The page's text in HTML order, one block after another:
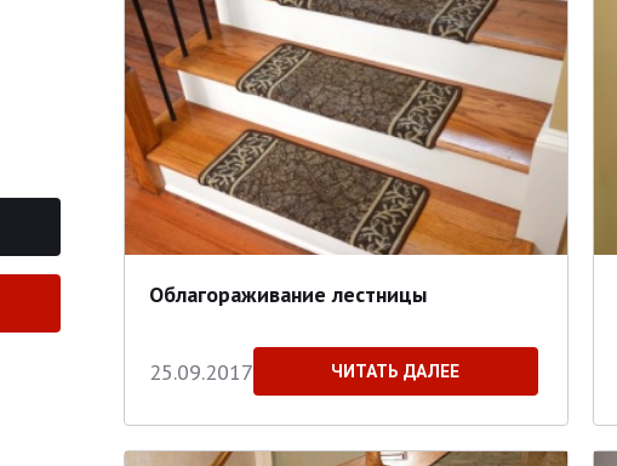
Облагораживание лестницы
25.09.2017 ЧИТАТЬ ДАЛЕЕ